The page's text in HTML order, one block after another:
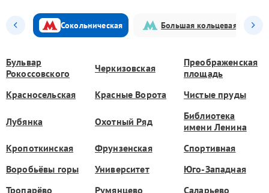
Сокольническая Большая кольцевая
Бульвар
Рокоссовского
Черкизовская
Преображенская
площадь
Красносельская
Красные Ворота Чистые пруды
Лубянка Охотный Ряд
Библиотека
имени Ленина
Кропоткинская
Фрунзенская
Спортивная
Воробьёвы горы
Университет
Юго-Западная
Тропарёво
Румянцево Саларьево